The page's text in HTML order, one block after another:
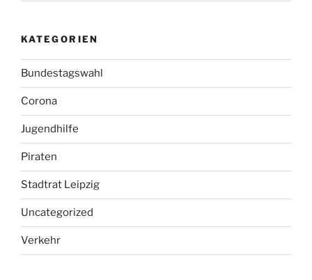
KATEGORIEN
Bundestagswahl
Corona
Jugendhilfe
Piraten
Stadtrat Leipzig
Uncategorized
Verkehr